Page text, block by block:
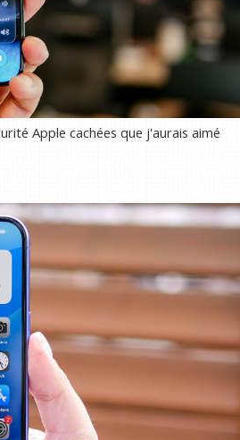
Apple cachées que j'aurais aimé